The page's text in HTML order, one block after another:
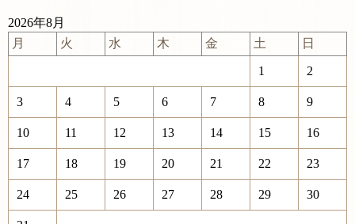
2026年8月
月
火 水 木 金 土 日
1 2
3 4 5 6 7 8 9
10 11 12 13 14 15 16
17 18 19 20 21 22 23
24 25 26 27 28 29 30